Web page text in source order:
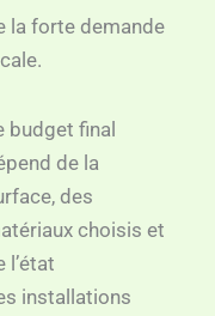
la forte demande
budget final
de la
des
choisis et
l’état
installations